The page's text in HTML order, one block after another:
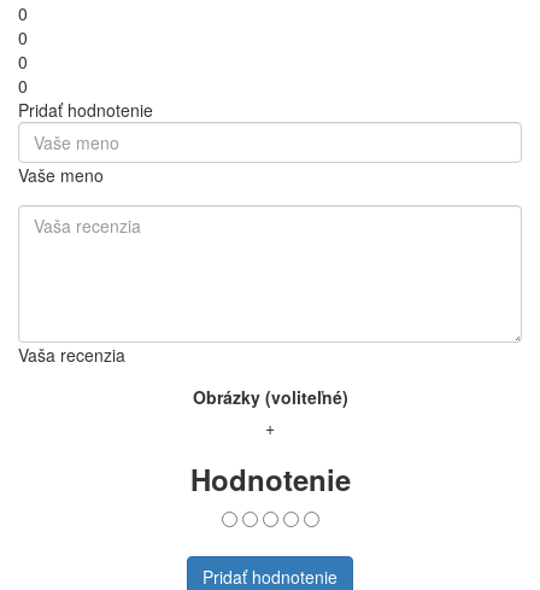
0
0
0
0
Pridať hodnotenie
Vaše meno
Vaša recenzia
Obrázky (voliteľné)
+
Hodnotenie
Pridať hodnotenie